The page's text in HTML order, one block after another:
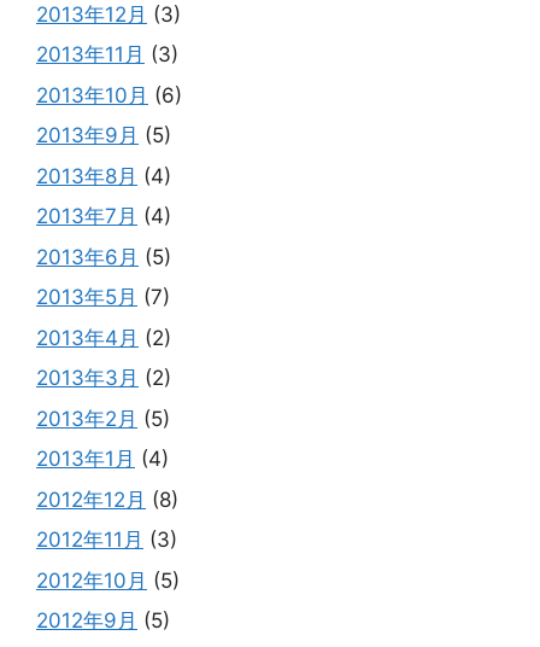
2013年12月 (3)
2013年11月 (3)
2013年10月 (6)
2013年9月 (5)
2013年8月 (4)
2013年7月 (4)
2013年6月 (5)
2013年5月 (7)
2013年4月 (2)
2013年3月 (2)
2013年2月 (5)
2013年1月 (4)
2012年12月 (8)
2012年11月 (3)
2012年10月 (5)
2012年9月 (5)